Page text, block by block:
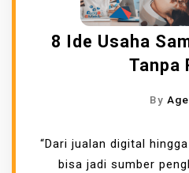
8 Ide Usaha
Tanpa
By
“Dari jualan digital
bisa jadi sumber